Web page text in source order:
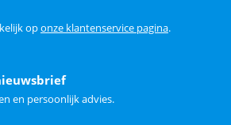
oponze klantenservice pagina.
en persoonlijk advies.